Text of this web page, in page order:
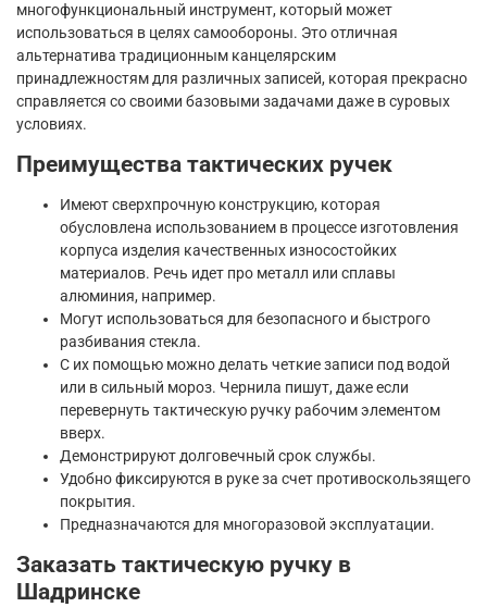
многофункциональный инструмент, который может
использоваться в целях самообороны. Это отличная
альтернатива традиционным канцелярским
принадлежностям для различных записей, которая прекрасно
справляется со своими базовыми задачами даже в суровых
условиях.
Преимущества тактических ручек
Имеют сверхпрочную конструкцию, которая
обусловлена использованием в процессе изготовления
корпуса изделия качественных износостойких
материалов. Речь идет про металл или сплавы
алюминия, например.
Могут использоваться для безопасного и быстрого
разбивания стекла.
С их помощью можно делать четкие записи под водой
или в сильный мороз. Чернила пишут, даже если
перевернуть тактическую ручку рабочим элементом
вверх.
Демонстрируют долговечный срок службы.
Удобно фиксируются в руке за счет противоскользящего
покрытия.
Предназначаются для многоразовой эксплуатации.
Заказать тактическую ручку в
Шадринске